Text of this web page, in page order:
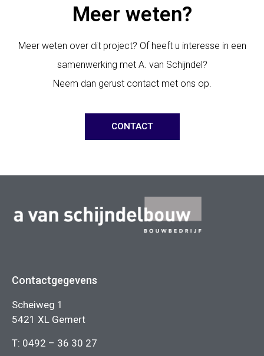
Meer weten?
Meer weten over dit project? Of heeft u interesse in een
samenwerking met A. van Schijndel?
Neem dan gerust contact met ons op.
CONTACT
Contactgegevens
Scheiweg 1
5421 XL Gemert
T: 0492 – 36 30 27